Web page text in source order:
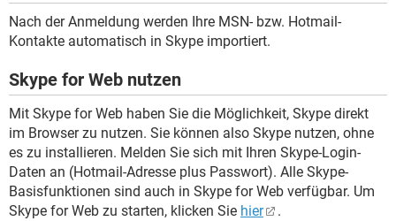
Nach der Anmeldung werden Ihre MSN- bzw. Hotmail-
Kontakte automatisch in Skype importiert.
Skype for Web nutzen
Mit Skype for Web haben Sie die Möglichkeit, Skype direkt
im Browser zu nutzen. Sie können also Skype nutzen, ohne
es zu installieren. Melden Sie sich mit Ihren Skype-Login-
Daten an (Hotmail-Adresse plus Passwort). Alle Skype-
Basisfunktionen sind auch in Skype for Web verfügbar. Um
Skype for Web zu starten, klicken Sie hier .